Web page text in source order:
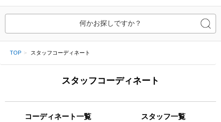
何かお探しですか？
TOP スタッフコーディネート
スタッフコーディネート
コーディネート一覧 スタッフ一覧